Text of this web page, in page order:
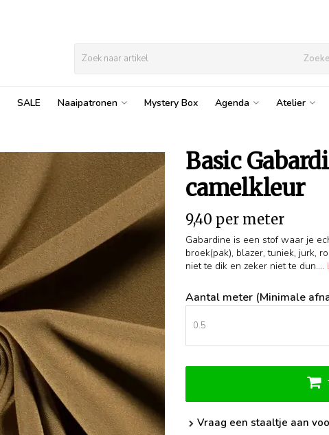
SALE Naaipatronen Mystery Box Agenda Atelier
Basic
camelkleur
9,40 per meter
Gabardine is een stof waar je
broek(pak), blazer, tuniek, jurk,
niet te dik en zeker niet te dun....
Aantal meter (Minimale
Vraag een staaltje aan